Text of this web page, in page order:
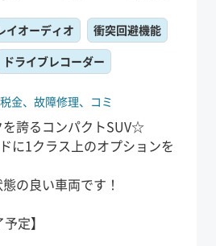
税金、 故障修理、 コミ
誇るコンパクトSUV☆
に1クラス上のオプションを
の良い車両です！
定】
イオーディオ
衝突回避機能
ドライブレコーダー